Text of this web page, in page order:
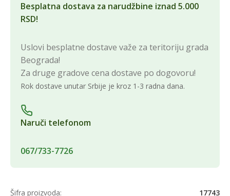
Besplatna dostava za narudžbine iznad 5.000
RSD!
Uslovi besplatne dostave važe za teritoriju grada
Beograda!
Za druge gradove cena dostave po dogovoru!
Rok dostave unutar Srbije je kroz 1-3 radna dana.
Naruči telefonom
067/733-7726
Šifra proizvoda: 17743